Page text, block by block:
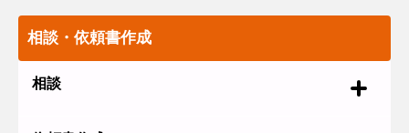
相談・依頼書作成
相談